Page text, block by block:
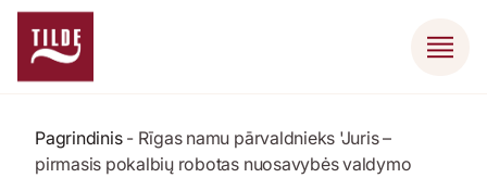
Pagrindinis- Rīgas namu pārvaldnieks 'Juris –
pirmasis pokalbių robotas nuosavybės valdymo